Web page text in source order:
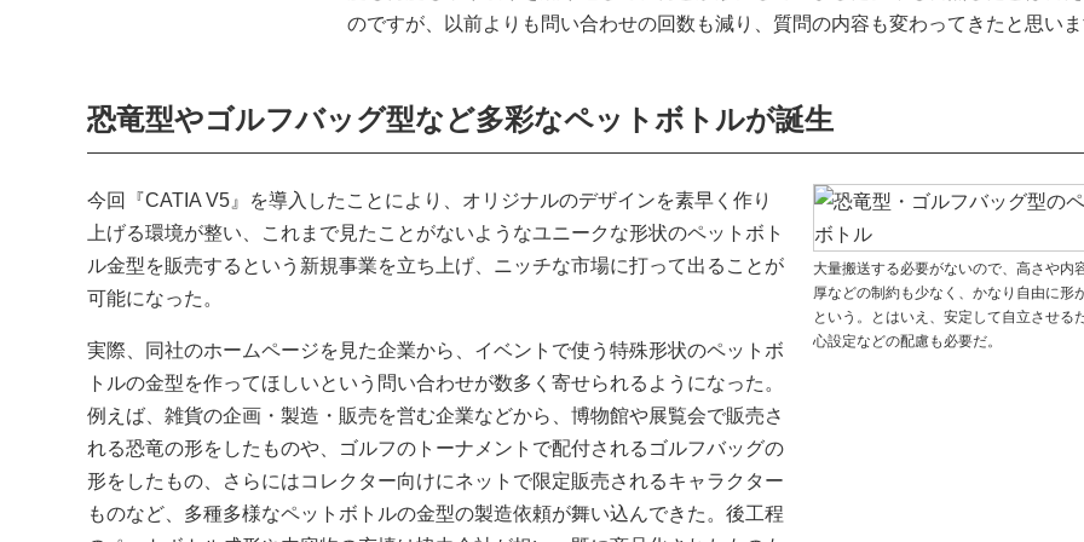
のですが、以前よりも問い合わせの回数も減り、質問の内容も変わってきたと思いま
恐竜型やゴルフバッグ型など多彩なペットボトルが誕生
今回『CATIA V5』を導入したことにより、オリジナルのデザインを素早く作り
上げる環境が整い、これまで見たことがないようなユニークな形状のペットボト
ル金型を販売するという新規事業を立ち上げ、ニッチな市場に打って出ることが
可能になった。
実際、同社のホームページを見た企業から、イベントで使う特殊形状のペットボ
トルの金型を作ってほしいという問い合わせが数多く寄せられるようになった。
例えば、雑貨の企画・製造・販売を営む企業などから、博物館や展覧会で販売さ
れる恐竜の形をしたものや、ゴルフのトーナメントで配付されるゴルフバッグの
形をしたもの、さらにはコレクター向けにネットで限定販売されるキャラクター
ものなど、多種多様なペットボトルの金型の製造依頼が舞い込んできた。後工程
大量搬送する必要がないので、高さや内
厚などの制約も少なく、かなり自由に形
という。とはいえ、安定して自立させる
心設定などの配慮も必要だ。